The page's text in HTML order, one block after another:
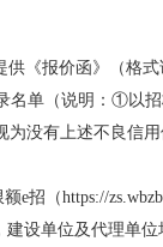
供《报价函》（格式
名单（说明：①以
为没有上述不良
额e招 （https://
设单位及代理单